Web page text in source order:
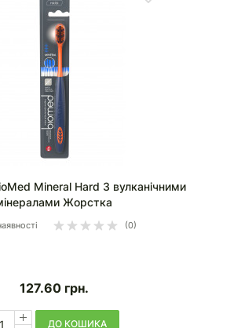
Mineral Hard З вулканічними
Жорстка
(0)
127.60 грн.
ДО КОШИКА